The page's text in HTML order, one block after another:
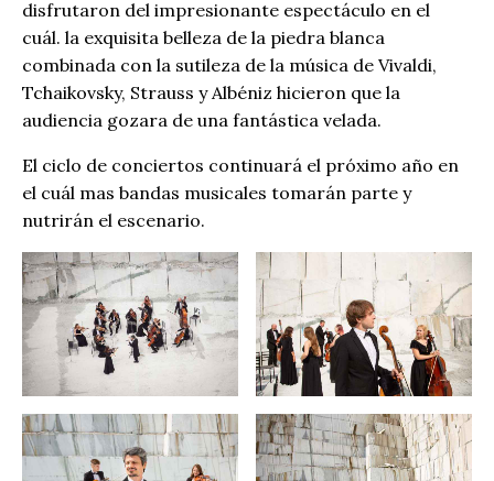
disfrutaron del impresionante espectáculo en el
cuál. la exquisita belleza de la piedra blanca
combinada con la sutileza de la música de Vivaldi,
Tchaikovsky, Strauss y Albéniz hicieron que la
audiencia gozara de una fantástica velada.
El ciclo de conciertos continuará el próximo año en
el cuál mas bandas musicales tomarán parte y
nutrirán el escenario.